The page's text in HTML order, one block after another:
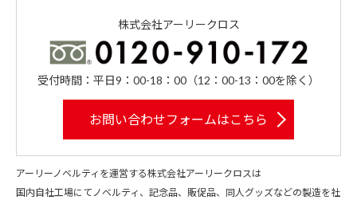
株式会社アーリークロス
受付時間：平日9：00-18：00（12：00-13：00を除く）
お問い合わせフォームはこちら
アーリーノベルティを運営する株式会社アーリークロスは
国内自社工場にてノベルティ、記念品、販促品、同人グッズなどの製造を社